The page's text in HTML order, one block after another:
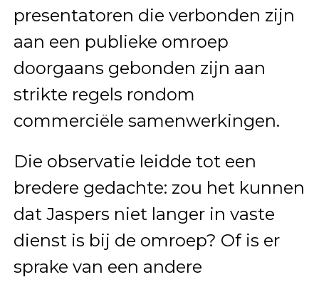
presentatoren die verbonden zijn
aan een publieke omroep
doorgaans gebonden zijn aan
strikte regels rondom
commerciële samenwerkingen.
Die observatie leidde tot een
bredere gedachte: zou het kunnen
dat Jaspers niet langer in vaste
dienst is bij de omroep? Of is er
sprake van een andere